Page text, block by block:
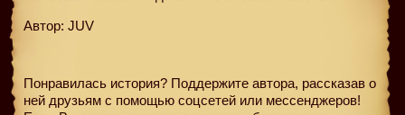
Автор: JUV
Понравилась история? Поддержите автора, рассказав о
ней друзьям с помощью соцсетей или мессенджеров!